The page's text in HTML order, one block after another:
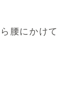
腰にかけて